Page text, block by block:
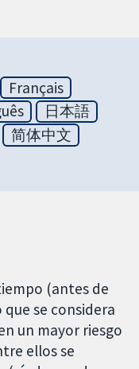
Français
日本語
简体中文
(antes de
que se considera
un mayor riesgo
ellos se